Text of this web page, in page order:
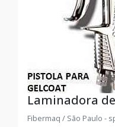
Laminadora
Fibermaq / São Paulo -